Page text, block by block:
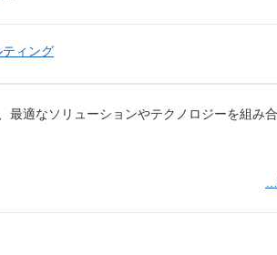
ィング
最適なソリューションやテクノロジーを組み